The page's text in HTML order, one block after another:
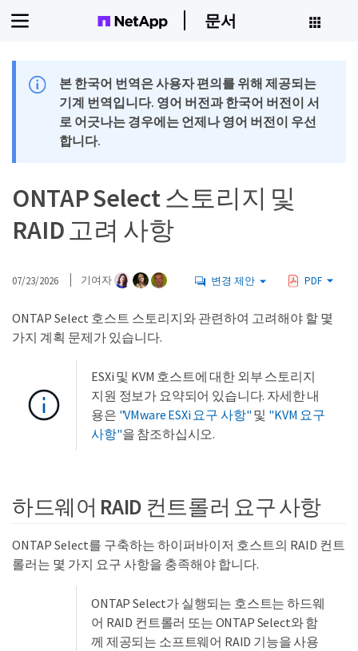
문서
본 한국어 번역은 사용자 편의를 위해 제공되는
기계 번역입니다. 영어 버전과 한국어 버전이 서
로 어긋나는 경우에는 언제나 영어 버전이 우선
합니다.
ONTAP Select 스토리지 및
RAID 고려 사항
07/23/2026 기여자 변경 제안 PDF
ONTAP Select 호스트 스토리지와 관련하여 고려해야 할 몇
가지 계획 문제가 있습니다.
ESXi 및 KVM 호스트에 대한 외부 스토리지
지원 정보가 요약되어 있습니다. 자세한 내
용은 "VMware ESXi 요구 사항" 및 "KVM 요구
사항"을 참조하십시오.
하드웨어 RAID 컨트롤러 요구 사항
ONTAP Select를 구축하는 하이퍼바이저 호스트의 RAID 컨트
롤러는 몇 가지 요구 사항을 충족해야 합니다.
ONTAP Select가 실행되는 호스트는 하드웨
어 RAID 컨트롤러 또는 ONTAP Select와 함
께 제공되는 소프트웨어 RAID 기능을 사용